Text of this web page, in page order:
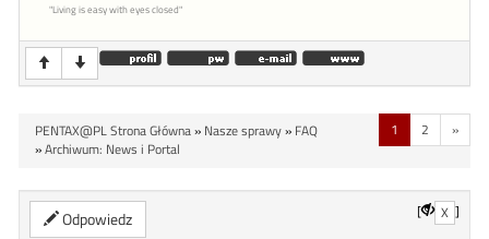
"Living is easy with eyes closed"
1 2 »
PENTAX@PL Strona Główna» Nasze sprawy» FAQ
»Archiwum: News i Portal
Odpowiedz [ X ]